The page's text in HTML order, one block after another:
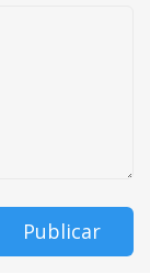
Publicar